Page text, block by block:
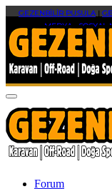
GEZENBİLİR PUSULA|
MEDYA|SOSYAL
Forum